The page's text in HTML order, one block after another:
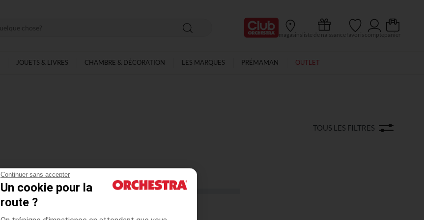
Continuer sans accepter
Un cookie pour la
route ?
Ma Carte Club
magasins liste de naissance favoris compte panier
JOUETS & LIVRES CHAMBRE & DÉCORATION LES MARQUES PRÉMAMAN OUTLET
TOUS LES FILTRES
0